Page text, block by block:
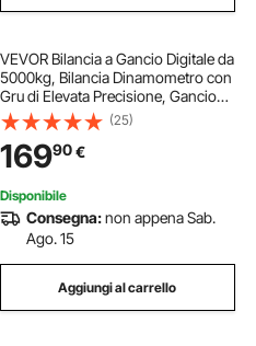
VEVOR Bilancia a Gancio Digitale da
5000kg, Bilancia Dinamometro con
Gru di Elevata Precisione, Gancio
Elettronico Pesapersone Elettronica
Portatile con Display LCD
(25)
16990€
Disponibile
Consegna:non appena Sab.
Ago. 15
Aggiungi al carrello